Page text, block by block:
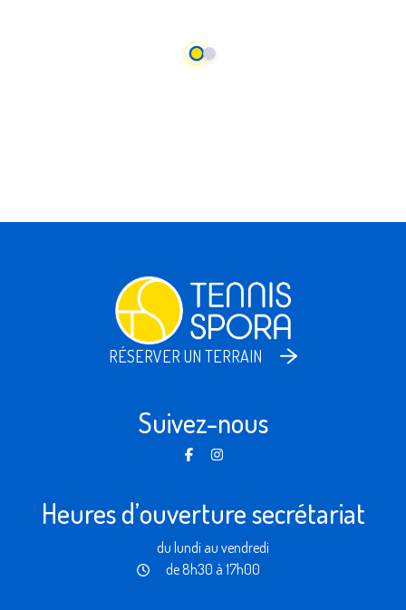
RÉSERVER UN TERRAIN
Suivez-nous
Heures d’ouverture secrétariat
du lundi au vendredi
de 8h30 à 17h00